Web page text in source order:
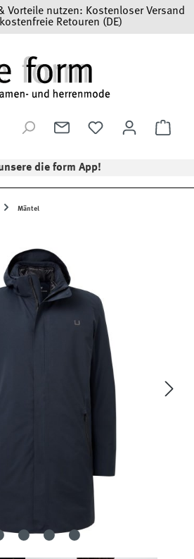
Vorteile nutzen: Kostenloser Versand
Retouren (DE)
die form App!
Mäntel